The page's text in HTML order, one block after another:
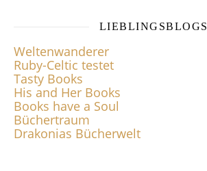
LIEBLINGSBLOGS
Weltenwanderer
Ruby-Celtic testet
Tasty Books
His and Her Books
Books have a Soul
Büchertraum
Drakonias Bücherwelt